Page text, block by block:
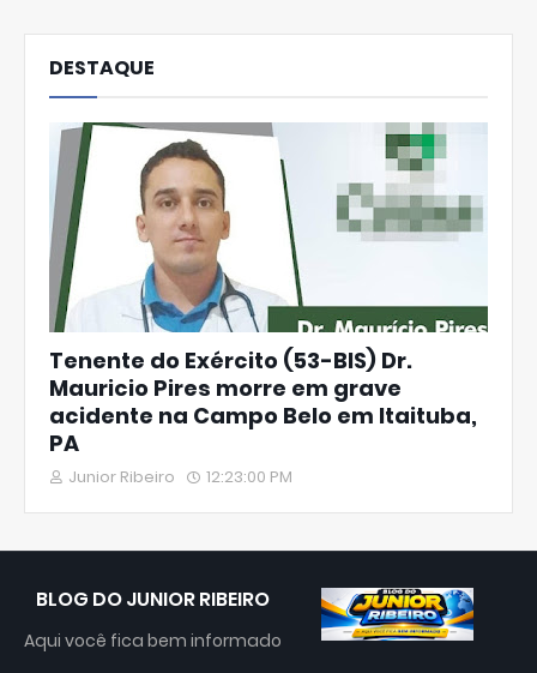
DESTAQUE
Tenente do Exército (53-BIS) Dr.
Mauricio Pires morre em grave
acidente na Campo Belo em Itaituba,
PA
Junior Ribeiro 12:23:00 PM
BLOG DO JUNIOR RIBEIRO
Aqui você fica bem informado